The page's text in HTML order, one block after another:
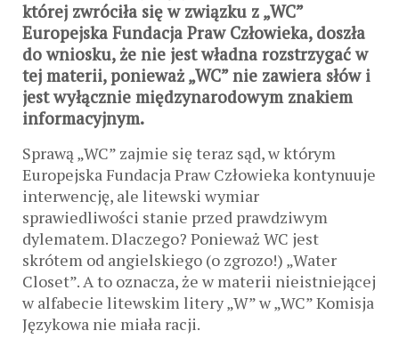
której zwróciła się w związku z „WC”
Europejska Fundacja Praw Człowieka, doszła
do wniosku, że nie jest władna rozstrzygać w
tej materii, ponieważ „WC” nie zawiera słów i
jest wyłącznie międzynarodowym znakiem
informacyjnym.
Sprawą „WC” zajmie się teraz sąd, w którym
Europejska Fundacja Praw Człowieka kontynuuje
interwencję, ale litewski wymiar
sprawiedliwości stanie przed prawdziwym
dylematem. Dlaczego? Ponieważ WC jest
skrótem od angielskiego (o zgrozo!) „Water
Closet”. A to oznacza, że w materii nieistniejącej
w alfabecie litewskim litery „W” w „WC” Komisja
Językowa nie miała racji.